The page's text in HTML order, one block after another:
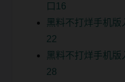
口16
黑料不打烊手机版
22
黑料不打烊手机版
28